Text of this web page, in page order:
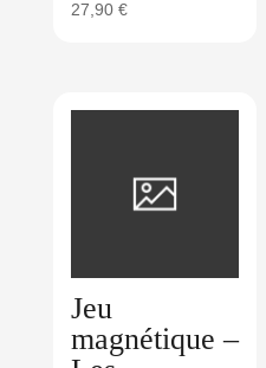
27,90 €
Jeu
magnétique –